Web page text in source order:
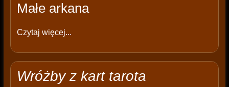
Małe arkana
Czytaj więcej...
Wróżby z kart tarota